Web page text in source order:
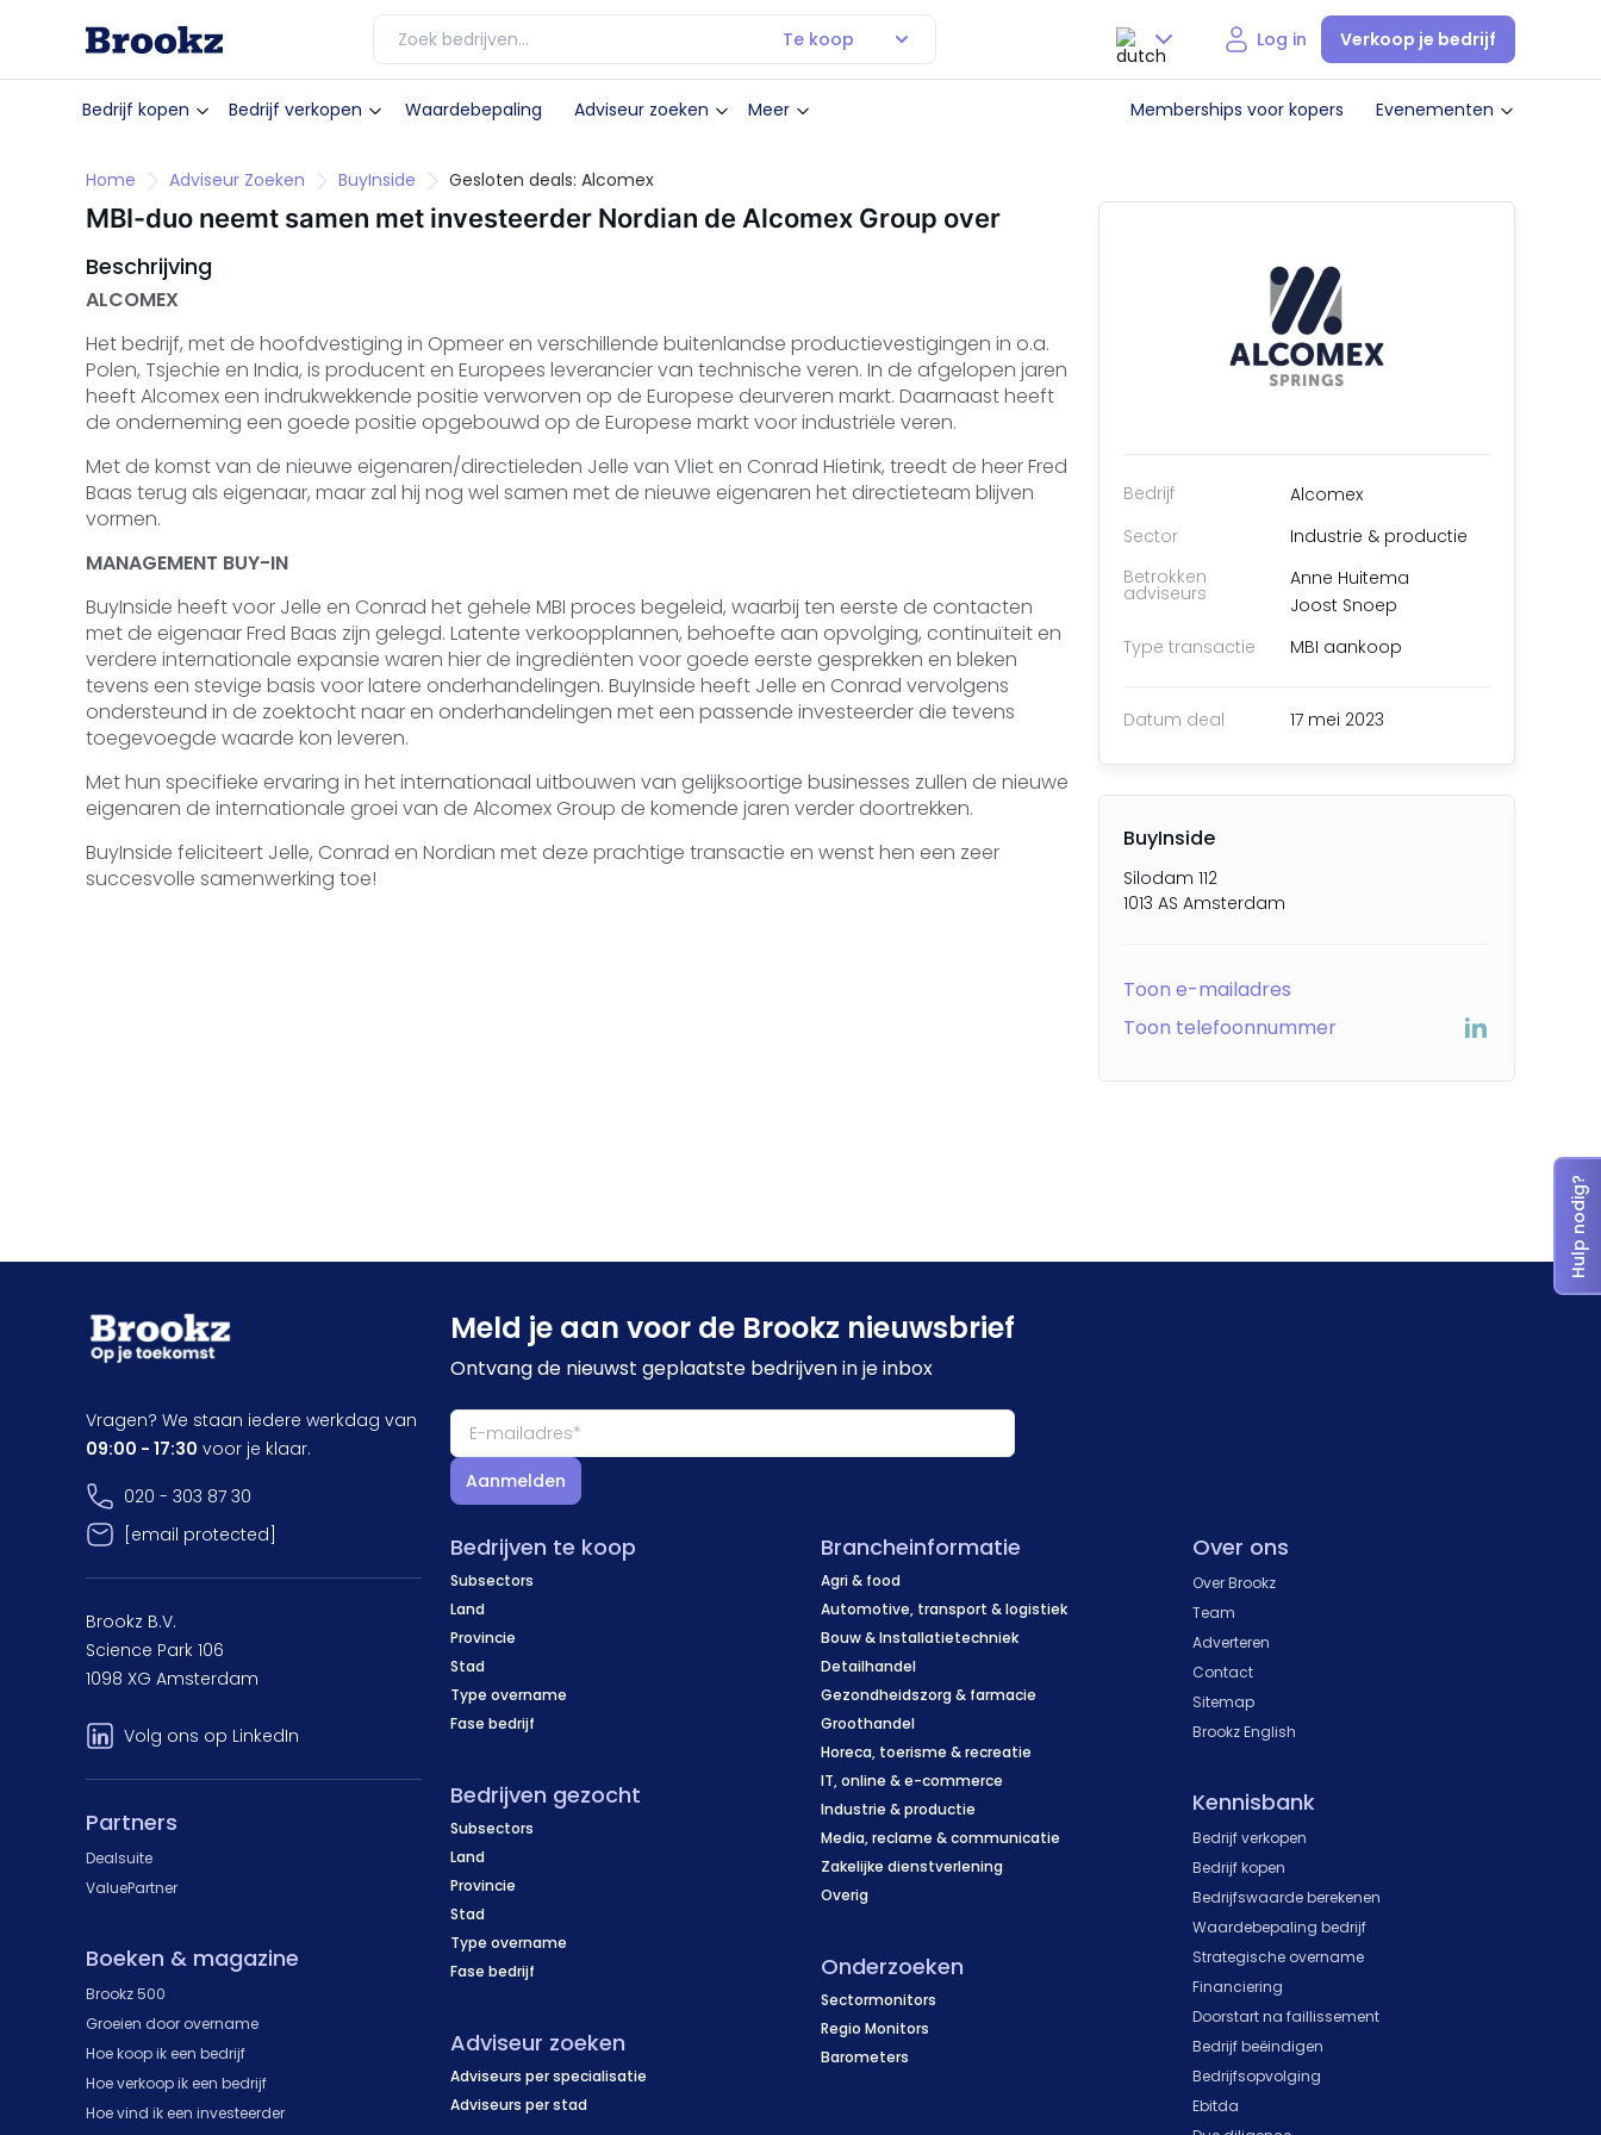
Te koop
Nederlands
Log in Verkoop je bedrijf
Bedrijf kopen Bedrijf verkopen Waardebepaling Adviseur zoeken Meer Memberships voor kopers Evenementen
Home Adviseur Zoeken BuyInside Gesloten deals: Alcomex
MBI-duo neemt samen met investeerder Nordian de Alcomex Group over
Beschrijving
ALCOMEX
Het bedrijf, met de hoofdvestiging in Opmeer en verschillende buitenlandse productievestigingen in o.a.
Polen, Tsjechie en India, is producent en Europees leverancier van technische veren. In de afgelopen jaren
heeft Alcomex een indrukwekkende positie verworven op de Europese deurveren markt. Daarnaast heeft
de onderneming een goede positie opgebouwd op de Europese markt voor industriële veren.
Met de komst van de nieuwe eigenaren/directieleden Jelle van Vliet en Conrad Hietink, treedt de heer Fred
Baas terug als eigenaar, maar zal hij nog wel samen met de nieuwe eigenaren het directieteam blijven
vormen.
MANAGEMENT BUY-IN
BuyInside heeft voor Jelle en Conrad het gehele MBI proces begeleid, waarbij ten eerste de contacten
met de eigenaar Fred Baas zijn gelegd. Latente verkoopplannen, behoefte aan opvolging, continuïteit en
verdere internationale expansie waren hier de ingrediënten voor goede eerste gesprekken en bleken
tevens een stevige basis voor latere onderhandelingen. BuyInside heeft Jelle en Conrad vervolgens
ondersteund in de zoektocht naar en onderhandelingen met een passende investeerder die tevens
toegevoegde waarde kon leveren.
Met hun specifieke ervaring in het internationaal uitbouwen van gelijksoortige businesses zullen de nieuwe
eigenaren de internationale groei van de Alcomex Group de komende jaren verder doortrekken.
BuyInside feliciteert Jelle, Conrad en Nordian met deze prachtige transactie en wenst hen een zeer
succesvolle samenwerking toe!
Bedrijf
Alcomex
Sector
Industrie & productie
Betrokken
adviseurs
Anne Huitema
Joost Snoep
Type transactie
MBI aankoop
Datum deal 17 mei 2023
BuyInside
Silodam 112
1013 AS Amsterdam
Toon e-mailadres
Toon telefoonnummer
Meld je aan voor de Brookz nieuwsbrief
Ontvang de nieuwst geplaatste bedrijven in je inbox
Aanmelden
Bedrijven te koop
Subsectors
Land
Provincie
Stad
Type overname
Fase bedrijf
Bedrijven gezocht
Subsectors
Land
Provincie
Stad
Type overname
Fase bedrijf
Adviseur zoeken
Adviseurs per specialisatie
Adviseurs per stad
Brancheinformatie
Agri & food
Automotive, transport & logistiek
Bouw & Installatietechniek
Detailhandel
Gezondheidszorg & farmacie
Groothandel
Horeca, toerisme & recreatie
IT, online & e-commerce
Industrie & productie
Media, reclame & communicatie
Zakelijke dienstverlening
Overig
Onderzoeken
Sectormonitors
Regio Monitors
Barometers
Over ons
Over Brookz
Team
Adverteren
Contact
Sitemap
Brookz English
Kennisbank
Bedrijf verkopen
Bedrijf kopen
Bedrijfswaarde berekenen
Waardebepaling bedrijf
Strategische overname
Financiering
Doorstart na faillissement
Bedrijf beëindigen
Bedrijfsopvolging
Ebitda
Vragen? We staan iedere werkdag van
09:00 - 17:30 voor je klaar.
020 - 303 87 30
[email protected]
Brookz B.V.
Science Park 106
1098 XG Amsterdam
Volg ons op LinkedIn
Partners
Dealsuite
ValuePartner
Boeken & magazine
Brookz 500
Groeien door overname
Hoe koop ik een bedrijf
Hoe verkoop ik een bedrijf
Hoe vind ik een investeerder
Hulp nodig?